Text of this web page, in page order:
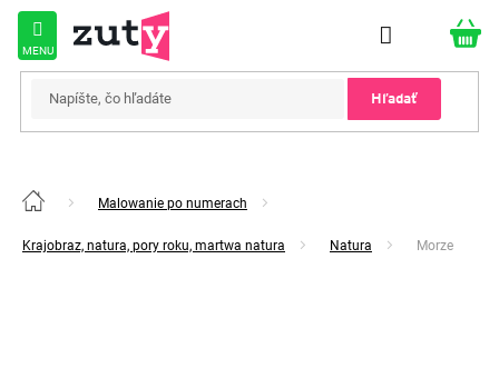
Prejsť
obsah
Hľadať
Domov Malowanie po numerach
Krajobraz, natura, pory roku, martwa natura Natura Morze